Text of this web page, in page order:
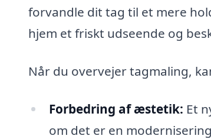
forvandle dit tag til et mere
hjem et friskt udseende og
Når du overvejer tagmaling,
Forbedring af æstetik: Et
om det er en